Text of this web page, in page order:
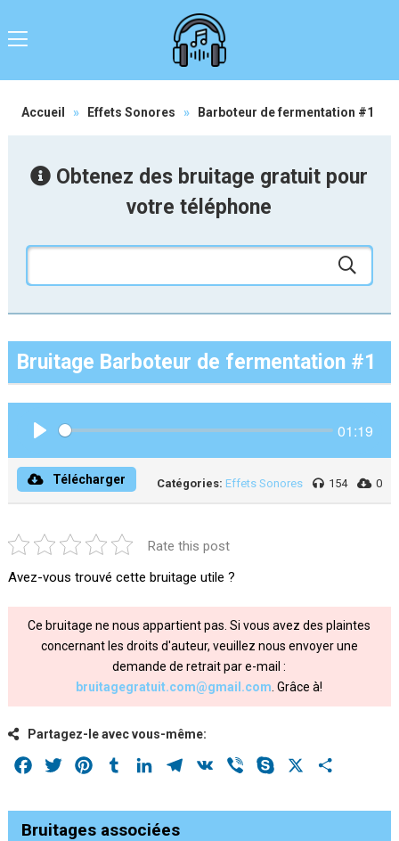
Accueil » Effets Sonores » Barboteur de fermentation #1
Obtenez des bruitage gratuit pour
votre téléphone
Bruitage Barboteur de fermentation #1
01:19
Télécharger Catégories: Effets Sonores 154 0
Rate this post
Avez-vous trouvé cette bruitage utile ?
Ce bruitage ne nous appartient pas. Si vous avez des plaintes
concernant les droits d'auteur, veuillez nous envoyer une
demande de retrait par e-mail :
bruitagegratuit.com@gmail.com . Grâce à!
Partagez-le avec vous-même:
Facebook
Twitter PinterestTumblrLinkedInTelegram
VK Viber Skype
Bruitages associées